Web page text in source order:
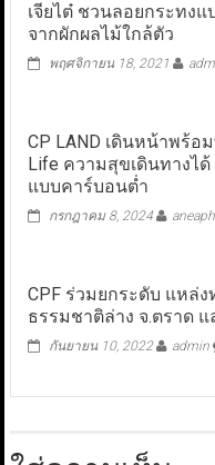
เจียไต๋ ชวนลอยกระทงแ
จากผักผลไม้ใกล้ตัว
พฤศจิกายน 18, 2021
CP LAND เดินหน้าพร้อ
Life ความสุขเดินทางไ
แบบคาร์บอนต่ำ
กรกฎาคม 8, 2024
CPF ร่วมยกระดับ แหล่
ธรรมชาติล่าง จ.ตราด
กันยายน 10, 2022 admin